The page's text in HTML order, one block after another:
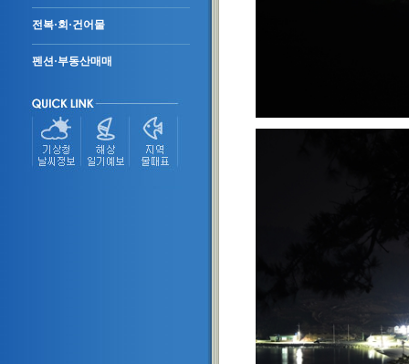
전복·회·건어물
펜션·부동산매매